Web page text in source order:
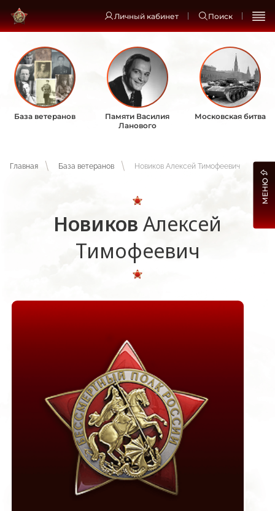
Личный кабинет Поиск
База ветеранов
Памяти Василия
Ланового
Московская битва
Главная База ветеранов Новиков Алексей Тимофеевич
Новиков Алексей
Тимофеевич
МЕНЮ